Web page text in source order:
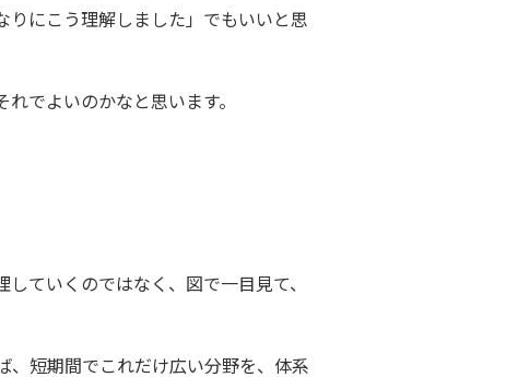
にこう理解しました」でもいいと思
でよいのかなと思います。
ていくのではなく、図で一目見て、
、短期間でこれだけ広い分野を、体系